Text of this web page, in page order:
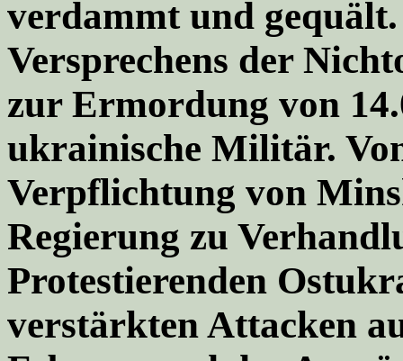
verdammt und
Versprechens der
zur Ermordung von
ukrainische Militär.
Verpflichtung von
Regierung zu
Protestierenden
verstärkten Attacken